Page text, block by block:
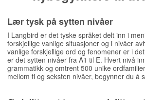
Lær tysk på sytten nivåer
I Langbird er det tyske språket delt inn i
forskjellige vanlige situasjoner og i nivåer
vanlige forskjellige ord og fenomener er i
er det sytten nivåer fra A1 til E. Hvert nivå
grammatikk og omtrent 500 unike
mellom ti og seksten nivåer, begynner du å